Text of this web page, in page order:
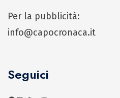
Per la pubblicità:
info@capocronaca.it
Seguici